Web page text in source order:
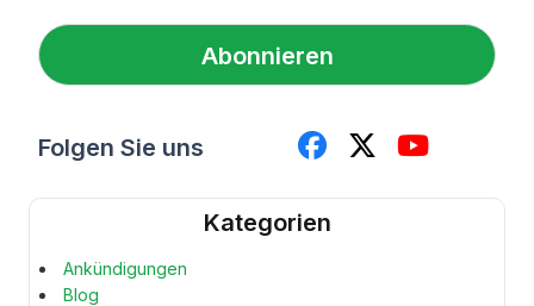
l
*
Abonnieren
Folgen Sie uns
Kategorien
Ankündigungen
Blog